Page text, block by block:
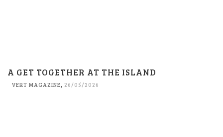
A GET TOGETHER AT THE ISLAND
VERT MAGAZINE, 26/05/2026